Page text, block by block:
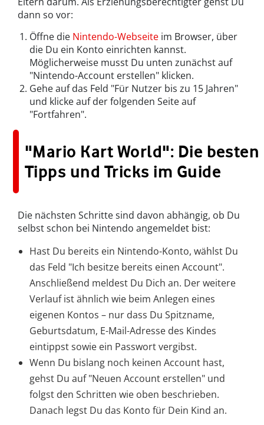
dann so vor:
Öffne die Nintendo-Webseite im Browser, über
die Du ein Konto einrichten kannst.
Möglicherweise musst Du unten zunächst auf
"Nintendo-Account erstellen" klicken.
Gehe auf das Feld "Für Nutzer bis zu 15 Jahren"
und klicke auf der folgenden Seite auf
"Fortfahren".
"Mario Kart World": Die besten
Tipps und Tricks im Guide
Die nächsten Schritte sind davon abhängig, ob Du
selbst schon bei Nintendo angemeldet bist:
Hast Du bereits ein Nintendo-Konto, wählst Du
das Feld "Ich besitze bereits einen Account".
Anschließend meldest Du Dich an. Der weitere
Verlauf ist ähnlich wie beim Anlegen eines
eigenen Kontos – nur dass Du Spitzname,
Geburtsdatum, E-Mail-Adresse des Kindes
eintippst sowie ein Passwort vergibst.
Wenn Du bislang noch keinen Account hast,
gehst Du auf "Neuen Account erstellen" und
folgst den Schritten wie oben beschrieben.
Danach legst Du das Konto für Dein Kind an.